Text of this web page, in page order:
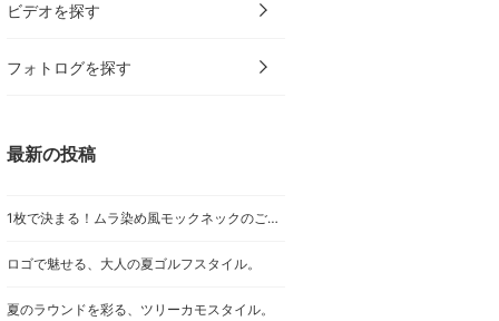
ビデオを探す
フォトログを探す
最新の投稿
1枚で決まる！ムラ染め風モックネックのご紹介
ロゴで魅せる、大人の夏ゴルフスタイル。
夏のラウンドを彩る、ツリーカモスタイル。